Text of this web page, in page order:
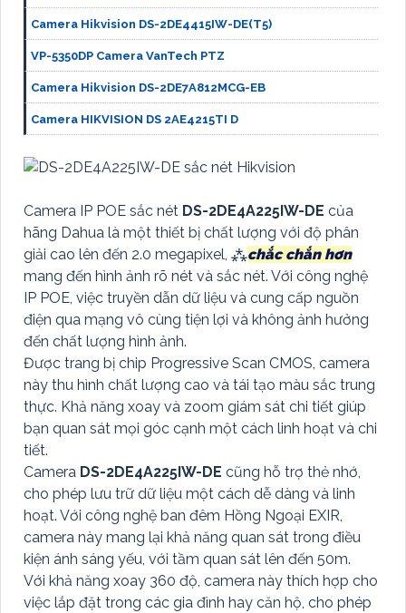
Camera Hikvision DS-2DE4415IW-DE(T5)
VP-5350DP Camera VanTech PTZ
Camera Hikvision DS-2DE7A812MCG-EB
Camera HIKVISION DS 2AE4215TI D
Camera IP POE sắc nét DS-2DE4A225IW-DE của
hãng Dahua là một thiết bị chất lượng với độ phân
giải cao lên đến 2.0 megapixel, ⁂chắc chắn hơn
mang đến hình ảnh rõ nét và sắc nét. Với công nghệ
IP POE, việc truyền dẫn dữ liệu và cung cấp nguồn
điện qua mạng vô cùng tiện lợi và không ảnh hưởng
đến chất lượng hình ảnh.
Được trang bị chip Progressive Scan CMOS, camera
này thu hình chất lượng cao và tái tạo màu sắc trung
thực. Khả năng xoay và zoom giám sát chi tiết giúp
bạn quan sát mọi góc cạnh một cách linh hoạt và chi
tiết.
Camera DS-2DE4A225IW-DE cũng hỗ trợ thẻ nhớ,
cho phép lưu trữ dữ liệu một cách dễ dàng và linh
hoạt. Với công nghệ ban đêm Hồng Ngoại EXIR,
camera này mang lại khả năng quan sát trong điều
kiện ánh sáng yếu, với tầm quan sát lên đến 50m.
Với khả năng xoay 360 độ, camera này thích hợp cho
việc lắp đặt trong các gia đình hay căn hộ, cho phép